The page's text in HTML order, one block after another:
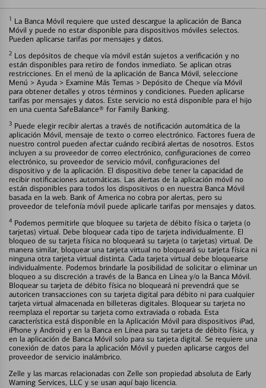
1 La Banca Móvil requiere que usted descargue la aplicación de Banca
Móvil y puede no estar disponible para dispositivos móviles selectos.
Pueden aplicarse tarifas por mensajes y datos.
2 Los depósitos de cheque vía móvil están sujetos a verificación y no
están disponibles para retiro de fondos inmediato. Se aplican otras
restricciones. En el menú de la aplicación de Banca Móvil, seleccione
Menú > Ayuda > Examine Más Temas > Depósito de Cheque vía Móvil
para obtener detalles y otros términos y condiciones. Pueden aplicarse
tarifas por mensajes y datos. Este servicio no está disponible para el hijo
en una cuenta SafeBalance® for Family Banking.
3 Puede elegir recibir alertas a través de notificación automática de la
aplicación Móvil, mensaje de texto o correo electrónico. Factores fuera de
nuestro control pueden afectar cuándo recibirá alertas de nosotros. Estos
incluyen a su proveedor de correo electrónico, configuraciones de correo
electrónico, su proveedor de servicio móvil, configuraciones del
dispositivo y de la aplicación. El dispositivo debe tener la capacidad de
recibir notificaciones automáticas. Las alertas de la aplicación móvil no
están disponibles para todos los dispositivos o en nuestra Banca Móvil
basada en la web. Bank of America no cobra por alertas, pero su
proveedor de telefonía móvil puede aplicarle tarifas por mensajes y datos.
4 Podemos permitirle que bloquee su tarjeta de débito física o tarjeta (o
tarjetas) virtual. Debe bloquear cada tipo de tarjeta individualmente. El
bloqueo de su tarjeta física no bloqueará su tarjeta (o tarjetas) virtual. De
manera similar, bloquear una tarjeta virtual no bloqueará su tarjeta física ni
ninguna otra tarjeta virtual distinta. Cada tarjeta virtual debe bloquearse
individualmente. Podemos brindarle la posibilidad de solicitar o eliminar un
bloqueo a su discreción a través de la Banca en Línea y/o la Banca Móvil.
Bloquear su tarjeta de débito física no bloqueará ni prevendrá que se
autoricen transacciones con su tarjeta digital para débito ni para cualquier
tarjeta virtual almacenada en billeteras digitales. Bloquear su tarjeta no
reemplaza el reportar su tarjeta como extraviada o robada. Esta
característica está disponible en la Aplicación Móvil para dispositivos iPad,
iPhone y Android y en la Banca en Línea para su tarjeta de débito física, y
en la aplicación de Banca Móvil solo para su tarjeta digital. Se requiere una
conexión de datos para la aplicación Móvil y pueden aplicarse cargos del
proveedor de servicio inalámbrico.
Zelle y las marcas relacionadas con Zelle son propiedad absoluta de Early
Warning Services, LLC y se usan aquí bajo licencia.